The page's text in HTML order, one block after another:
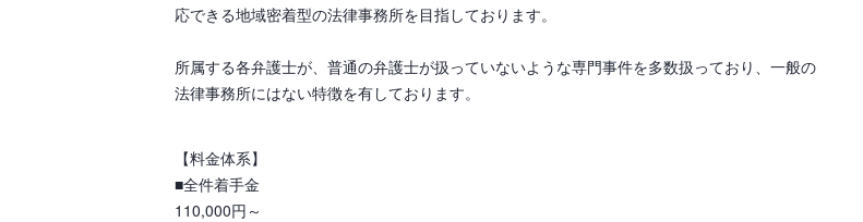
応できる地域密着型の法律事務所を目指しております。
所属する各弁護士が、普通の弁護士が扱っていないような専門事件を多数扱っており、一般の
法律事務所にはない特徴を有しております。
【料金体系】
■全件着手金
110,000円～